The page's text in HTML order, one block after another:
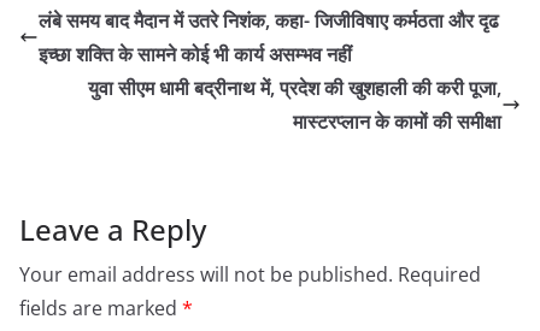
लंबे समय बाद मैदान में उतरे निशंक, कहा- जिजीविषाए कर्मठता और दृढ
इच्छा शक्ति के सामने कोई भी कार्य असम्भव नहीं
युवा सीएम धामी बद्रीनाथ में, प्रदेश की खुशहाली की करी पूजा,
मास्टरप्लान के कामों की समीक्षा
Leave a Reply
Your email address will not be published. Required
fields are marked *